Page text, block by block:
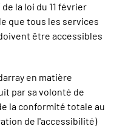
la loi du 11 février
que tous les services
être accessibles
en matière
par sa volonté de
la conformité totale au
de l'accessibilité)